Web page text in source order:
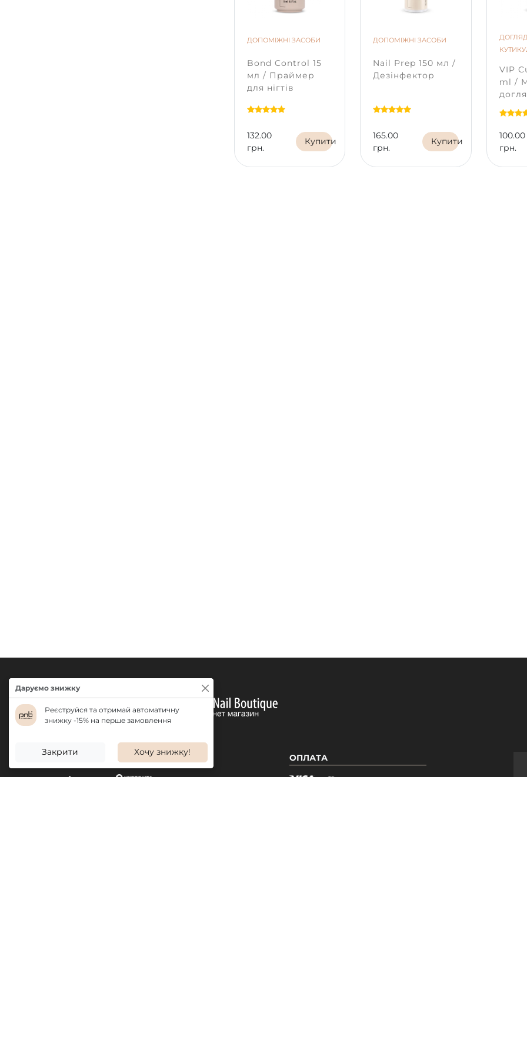
Наноситься в 1–2 тонких шари, без додаткових засобів
Стійкість до 3–4 тижнів без сколів
Відмінні самовирівнюючі властивості і щільний колір з
Мінімум кроків — максимум якості
Ідеальний вибір для майстрів, які цінують швидкість, і для
довговічний педикюр
Спосіб застосування:
Підготуйте нігтьову пластину пилкою 180–240 гріт або бафом.
Знежирте ніготь Nail Prep.
Нанесіть Nail Dehydrator, а потім праймер Bond Control.
Нанесіть однофазний гель-лакPodolac One step PNBодним
ДОПОМІЖНІ ЗАСОБИ
Bond Control 15
мл / Праймер
для нігтів
132.00
грн.
Купити
ДОПОМІЖНІ ЗАСОБИ
Nail Prep 150 мл /
Дезінфектор
165.00
грн.
Купити
ДОГЛЯД
VIP
ml /
100.00
грн.
ДОСТАВКА ОПЛАТА
Даруємо знижку
Реєструйся та отримай автоматичну
знижку -15% на перше замовлення
Закрити Хочу знижку!